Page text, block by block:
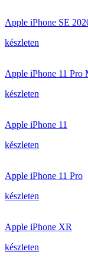
Apple iPhone SE
készleten
Apple iPhone 11 Pro
készleten
Apple iPhone 11
készleten
Apple iPhone 11 Pro
készleten
Apple iPhone XR
készleten